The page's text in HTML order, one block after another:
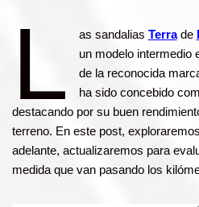
L as sandalias Terrade
un modelo intermedio
de la reconocida
ha sido concebido
destacando por su buen
terreno. En este post,
adelante, actualizaremos para
medida que van pasando los